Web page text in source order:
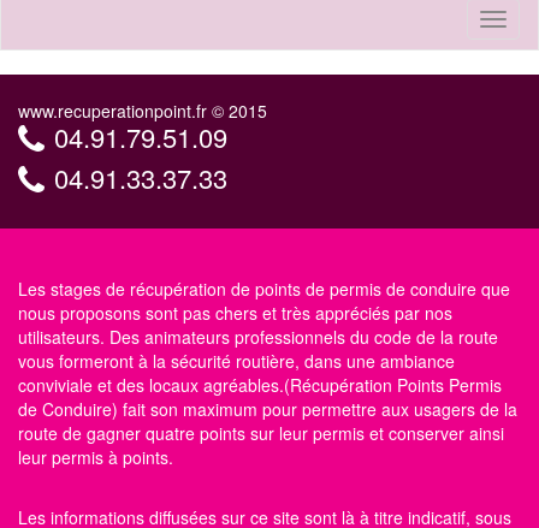
www.recuperationpoint.fr © 2015
04.91.79.51.09
04.91.33.37.33
Les stages de récupération de points de permis de conduire que
nous proposons sont pas chers et très appréciés par nos
utilisateurs. Des animateurs professionnels du code de la route
vous formeront à la sécurité routière, dans une ambiance
conviviale et des locaux agréables.(Récupération Points Permis
de Conduire) fait son maximum pour permettre aux usagers de la
route de gagner quatre points sur leur permis et conserver ainsi
leur permis à points.
Les informations diffusées sur ce site sont là à titre indicatif, sous